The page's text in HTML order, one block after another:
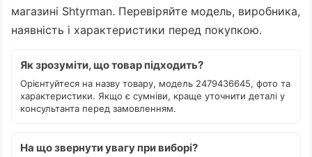
магазині Shtyrman. Перевіряйте модель, виробника,
наявність і характеристики перед покупкою.
Як зрозуміти, що товар підходить?
Орієнтуйтеся на назву товару, модель 2479436645, фото та
характеристики. Якщо є сумніви, краще уточнити деталі у
консультанта перед замовленням.
На що звернути увагу при виборі?